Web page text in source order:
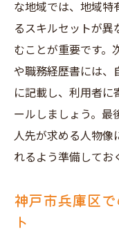
な地域では、地域特
るスキルセットが異
むことが重要です。
や職務経歴書には、
に記載し、利用者に
ールしましょう。最
人先が求める人物像
れるよう準備してお
神戸市兵庫区
ト